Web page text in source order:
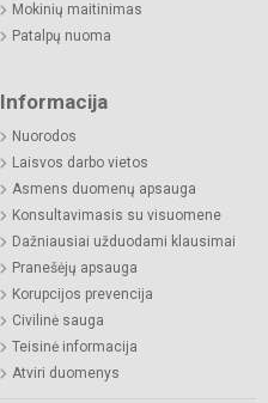
Mokinių maitinimas
Patalpų nuoma
Informacija
Nuorodos
Laisvos darbo vietos
Asmens duomenų apsauga
Konsultavimasis su visuomene
Dažniausiai užduodami klausimai
Pranešėjų apsauga
Korupcijos prevencija
Civilinė sauga
Teisinė informacija
Atviri duomenys